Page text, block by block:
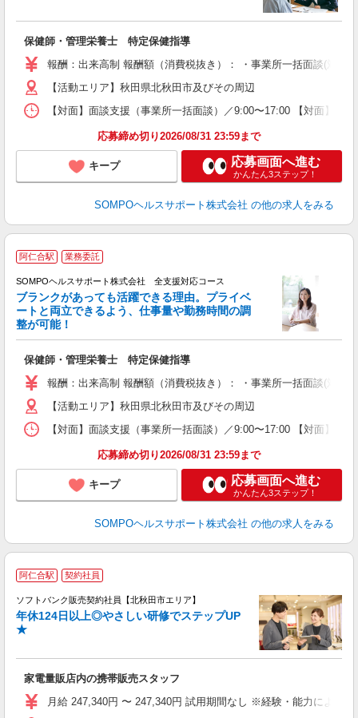
保健師・管理栄養士 特定保健指導
報酬：出来高制 報酬額（消費税抜き）： ・事業所一括面談(対
【活動エリア】秋田県北秋田市及びその周辺
【対面】面談支援（事業所一括面談）／9:00〜17:00 【対面】
応募締め切り2026/08/31 23:59まで
キープ 応募画面へ進む
かんたん3ステップ！
SOMPOヘルスサポート株式会社 の他の求人をみる
阿仁合駅 業務委託
SOMPOヘルスサポート株式会社 全支援対応コース
ブランクがあっても活躍できる理由。プライベ
ートと両立できるよう、仕事量や勤務時間の調
整が可能！
保健師・管理栄養士 特定保健指導
報酬：出来高制 報酬額（消費税抜き）： ・事業所一括面談(対
【活動エリア】秋田県北秋田市及びその周辺
【対面】面談支援（事業所一括面談）／9:00〜17:00 【対面】
応募締め切り2026/08/31 23:59まで
キープ 応募画面へ進む
かんたん3ステップ！
SOMPOヘルスサポート株式会社 の他の求人をみる
阿仁合駅 契約社員
ソフトバンク販売契約社員【北秋田市エリア】
年休124日以上◎やさしい研修でステップUP
★
家電量販店内の携帯販売スタッフ
月給 247,340円 〜 247,340円 試用期間なし ※経験・能力による